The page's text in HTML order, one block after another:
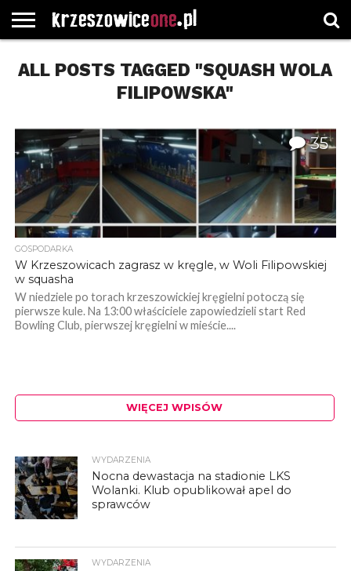
GŁÓWNA
WYBORY
SAMORZĄDOWE
WYBIERZ
KATEGORIE
ROZKŁADY
JAZDY
GREGORCZYK
WATCH
KONTAKT
ALL POSTS TAGGED "SQUASH WOLA
FILIPOWSKA"
35
GOSPODARKA
W Krzeszowicach zagrasz w kręgle, w Woli Filipowskiej
w squasha
W niedziele po torach krzeszowickiej kręgielni potoczą się
pierwsze kule. Na 13:00 właściciele zapowiedzieli start Red
Bowling Club, pierwszej kręgielni w mieście....
WIĘCEJ WPISÓW
WYDARZENIA
Nocna dewastacja na stadionie LKS
Wolanki. Klub opublikował apel do
sprawców
WYDARZENIA